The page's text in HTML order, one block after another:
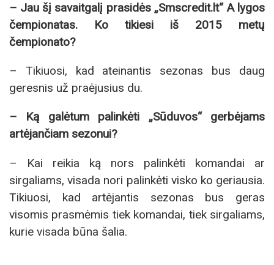
– Jau šį savaitgalį prasidės „Smscredit.lt“ A lygos
čempionatas. Ko tikiesi iš 2015 metų
čempionato?
– Tikiuosi, kad ateinantis sezonas bus daug
geresnis už praėjusius du.
– Ką galėtum palinkėti „Sūduvos“ gerbėjams
artėjančiam sezonui?
– Kai reikia ką nors palinkėti komandai ar
sirgaliams, visada nori palinkėti visko ko geriausia.
Tikiuosi, kad artėjantis sezonas bus geras
visomis prasmėmis tiek komandai, tiek sirgaliams,
kurie visada būna šalia.